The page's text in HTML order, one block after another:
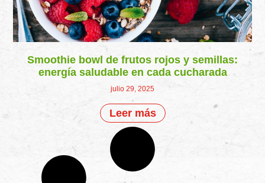
Smoothie bowl de frutos rojos y semillas:
energía saludable en cada cucharada
julio 29, 2025
Leer más